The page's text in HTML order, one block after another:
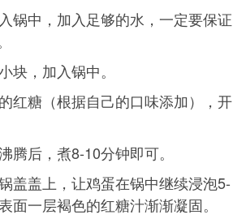
中，加入足够的水，一定要保证
，加入锅中。
糖（根据自己的口味添加），开
后，煮8-10分钟即可。
盖上，让鸡蛋在锅中继续浸泡5-
面一层褐色的红糖汁渐渐凝固。